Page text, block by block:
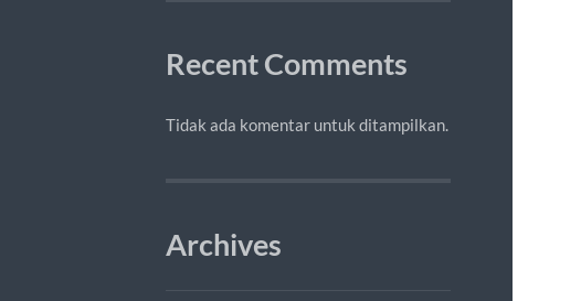
Recent Comments
Tidak ada komentar untuk ditampilkan.
Archives